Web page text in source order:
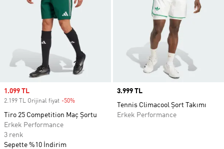
Sale price
1.099 TL
2.199 TL Orijinal fiyat -50%
Tiro 25 Competition Maç Şortu
Erkek Performance
3 renk
Sepette %10 İndirim
Price
3.999 TL
Tennis Climacool Şort Takımı
Erkek Performance